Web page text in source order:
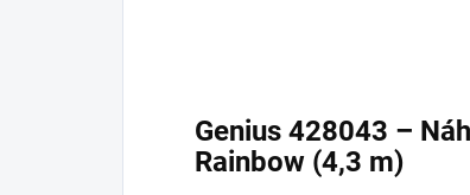
Genius 428043 –
Rainbow (4,3 m)